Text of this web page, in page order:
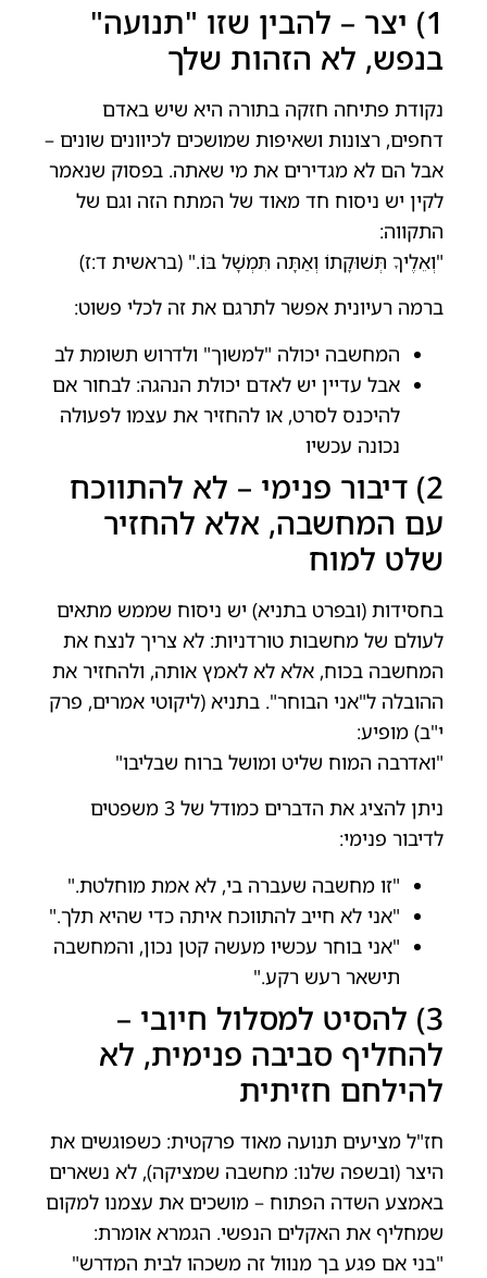
1) יצר – להבין שזו "תנועה"
בנפש, לא הזהות שלך
נקודת פתיחה חזקה בתורה היא שיש באדם
דחפים, רצונות ושאיפות שמושכים לכיוונים שונים –
אבל הם לא מגדירים את מי שאתה. בפסוק שנאמר
לקין יש ניסוח חד מאוד של המתח הזה וגם של
התקווה:
"וְאֵלֶיךָ תְּשׁוּקָתוֹ וְאַתָּה תִּמְשָׁל בּוֹ." (בראשית ד:ז)
ברמה רעיונית אפשר לתרגם את זה לכלי פשוט:
המחשבה יכולה "למשוך" ולדרוש תשומת לב
אבל עדיין יש לאדם יכולת הנהגה: לבחור אם
להיכנס לסרט, או להחזיר את עצמו לפעולה
נכונה עכשיו
2) דיבור פנימי – לא להתווכח
עם המחשבה, אלא להחזיר
שלט למוח
בחסידות (ובפרט בתניא) יש ניסוח שממש מתאים
לעולם של מחשבות טורדניות: לא צריך לנצח את
המחשבה בכוח, אלא לא לאמץ אותה, ולהחזיר את
ההובלה ל"אני הבוחר". בתניא (ליקוטי אמרים, פרק
י"ב) מופיע:
"ואדרבה המוח שליט ומושל ברוח שבליבו"
ניתן להציג את הדברים כמודל של 3 משפטים
לדיבור פנימי:
"זו מחשבה שעברה בי, לא אמת מוחלטת."
"אני לא חייב להתווכח איתה כדי שהיא תלך."
"אני בוחר עכשיו מעשה קטן נכון, והמחשבה
תישאר רעש רקע."
3) להסיט למסלול חיובי –
להחליף סביבה פנימית, לא
להילחם חזיתית
חז"ל מציעים תנועה מאוד פרקטית: כשפוגשים את
היצר (ובשפה שלנו: מחשבה שמציקה), לא נשארים
באמצע השדה הפתוח – מושכים את עצמנו למקום
שמחליף את האקלים הנפשי. הגמרא אומרת:
"בני אם פגע בך מנוול זה משכהו לבית המדרש"